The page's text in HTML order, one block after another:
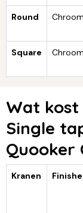
Round Chroom
Square Chroom
Wat kost
Single
Quooker
Kranen